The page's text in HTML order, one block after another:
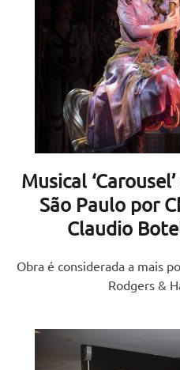
Musical
São Paulo por
Claudio
Obra é considerada a mais
Rodgers &